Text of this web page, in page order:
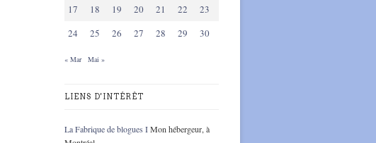
17
18 19 20 21 22
23
24
25 26 27 28 29 30
« Mar Mai »
LIENS D'INTÉRÊT
La Fabrique de blogues IMon hébergeur, à